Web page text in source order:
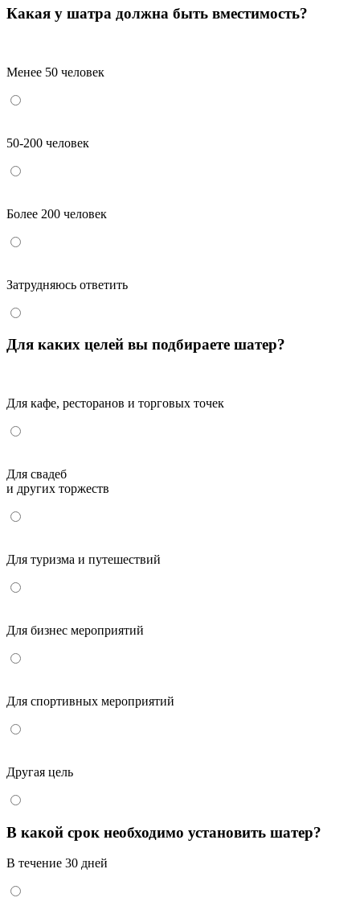
Какая у шатра должна быть вместимость?
Менее 50 человек
50-200 человек
Более 200 человек
Затрудняюсь ответить
Для каких целей вы подбираете шатер?
Для кафе, ресторанов и торговых точек
Для свадеб
и других торжеств
Для туризма и путешествий
Для бизнес мероприятий
Для спортивных мероприятий
Другая цель
В какой срок необходимо установить шатер?
В течение 30 дней